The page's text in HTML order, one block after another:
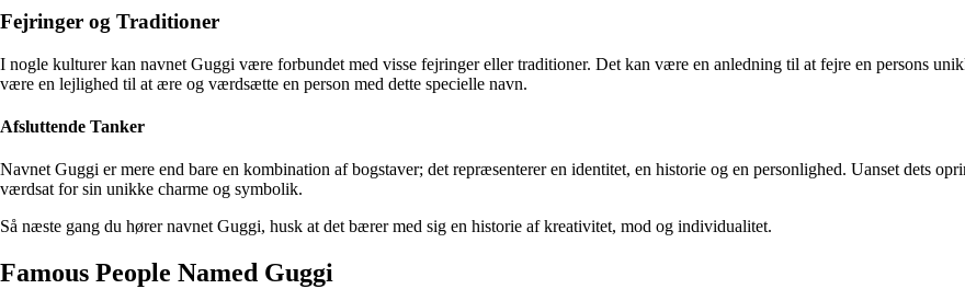
Fejringer og Traditioner
I nogle kulturer kan navnet Guggi være forbundet med visse fejringer eller traditioner. Det kan være en anledning til at fejre en persons
være en lejlighed til at ære og værdsætte en person med dette specielle navn.
Afsluttende Tanker
Navnet Guggi er mere end bare en kombination af bogstaver; det repræsenterer en identitet, en historie og en personlighed. Uanset dets
værdsat for sin unikke charme og symbolik.
Så næste gang du hører navnet Guggi, husk at det bærer med sig en historie af kreativitet, mod og individualitet.
Famous People Named Guggi